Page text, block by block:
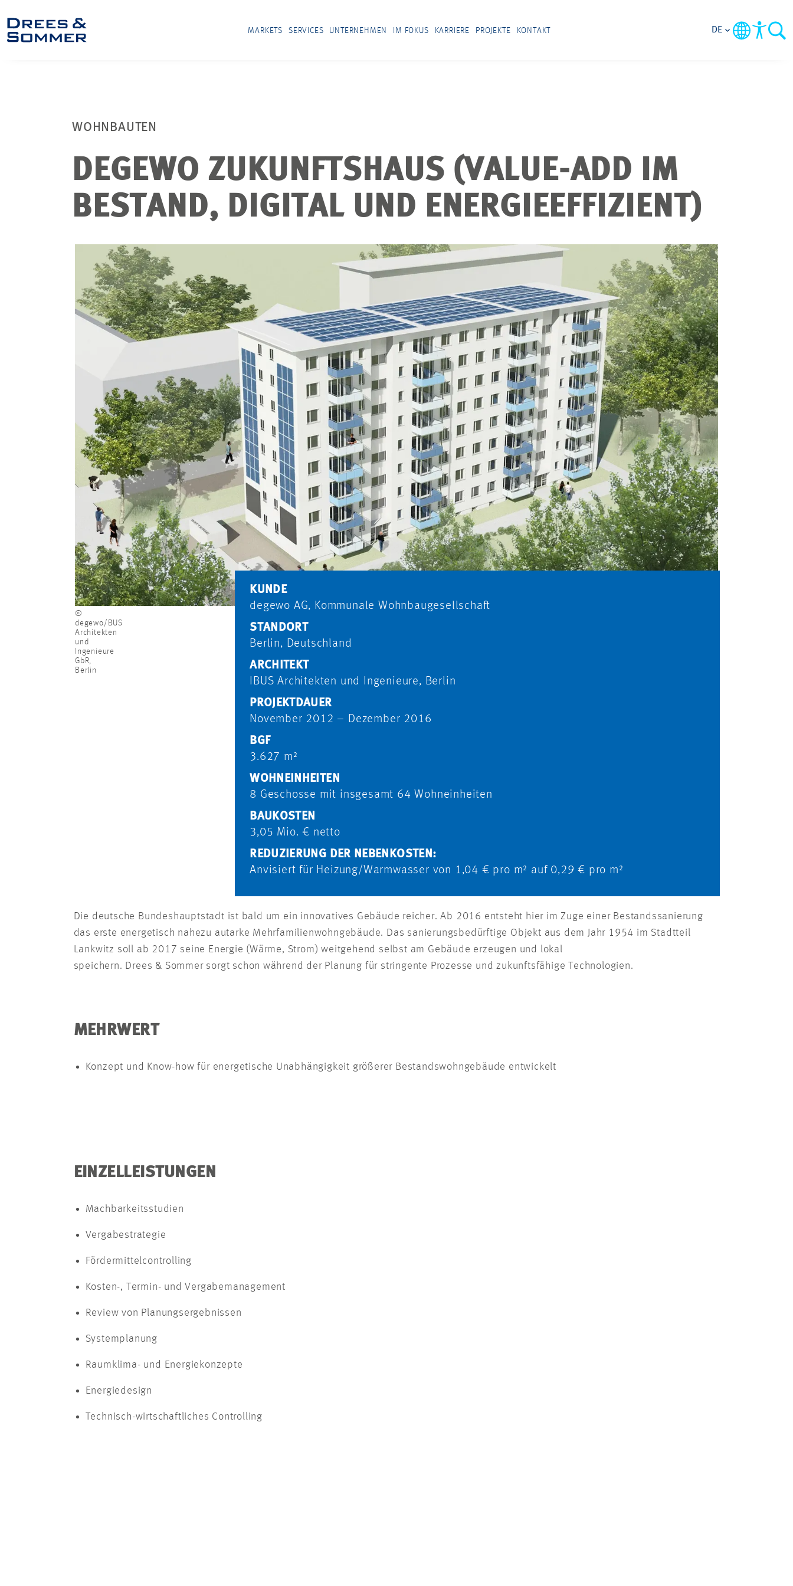
MARKETS SERVICES UNTERNEHMEN IM FOKUS KARRIERE PROJEKTE KONTAKT DE
WOHNBAUTEN
DEGEWO ZUKUNFTSHAUS (VALUE-ADD IM
BESTAND, DIGITAL UND ENERGIEEFFIZIENT)
©
degewo/BUS
Architekten
und
Ingenieure
GbR,
Berlin
KUNDE
degewo AG, Kommunale Wohnbaugesellschaft
STANDORT
Berlin, Deutschland
ARCHITEKT
IBUS Architekten und Ingenieure, Berlin
PROJEKTDAUER
November 2012 – Dezember 2016
BGF
3.627 m²
WOHNEINHEITEN
8 Geschosse mit insgesamt 64 Wohn­einheiten
BAUKOSTEN
3,05 Mio. € netto
REDUZIERUNG DER NEBENKOSTEN:
Anvisiert für Heizung/Warmwasser von 1,04 € pro m² auf 0,29 € pro m²
Die deutsche Bundeshauptstadt ist bald um ein innovatives Gebäude reicher. Ab 2016 entsteht hier im Zuge einer Bestandssanierung
das erste energetisch nahezu autarke Mehrfamilienwohngebäude. Das sanierungsbedürftige Objekt aus dem Jahr 1954 im Stadtteil
Lankwitz soll ab 2017 seine Energie (Wärme, Strom) weitgehend selbst am Gebäude erzeugen und lokal
speichern. Drees & Sommer sorgt schon während der Planung für stringente Prozesse und zukunftsfähige Technologien.
MEHRWERT
Konzept und Know-how für energetische Unabhängigkeit größerer Bestandswohngebäude entwickelt
EINZELLEISTUNGEN
Machbarkeitsstudien
Vergabestrategie
Fördermittelcontrolling
Kosten-, Termin- und Vergabemanagement
Review von Planungsergebnissen
Systemplanung
Raumklima- und Energiekonzepte
Energiedesign
Technisch-wirtschaftliches Controlling